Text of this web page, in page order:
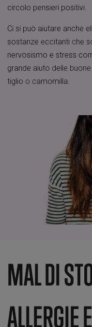
circolo pensieri positivi.
Ci si può aiutare anche
sostanze eccitanti che
nervosismo e stress
grande aiuto delle
tiglio o camomilla.
MAL DI
ALLERGIE E